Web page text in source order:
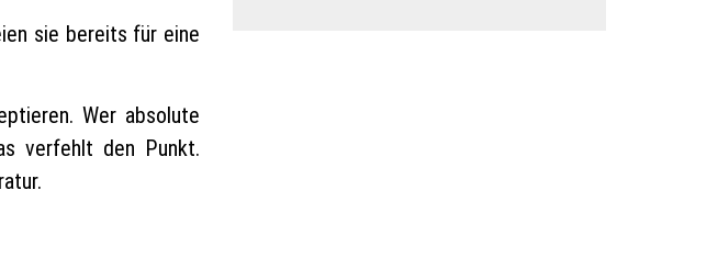
sie bereits für eine
Wer absolute
verfehlt den Punkt.